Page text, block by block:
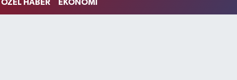
55,0398
%-0.02
ÖZEL HABER EKONOMİ